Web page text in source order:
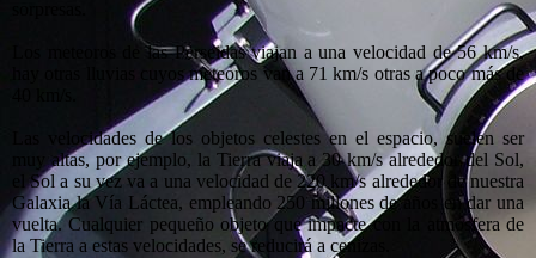
Los meteoros de las Perseidas viajan a una velocidad de 56 km/s,
hay otras lluvias cuyos meteoros van a 71 km/s otras a poco más de
Las velocidades de los objetos celestes en el espacio, suelen ser
muy altas, por ejemplo, la Tierra viaja a 30 km/s alrededor del Sol,
el Sol a su vez va a una velocidad de 220 km/s alrededor de nuestra
Galaxia la Vía Láctea, empleando 250 millones de años en dar una
vuelta. Cualquier pequeño objeto que impacte con la atmósfera de
la Tierra a estas velocidades, se reducirá a cenizas.